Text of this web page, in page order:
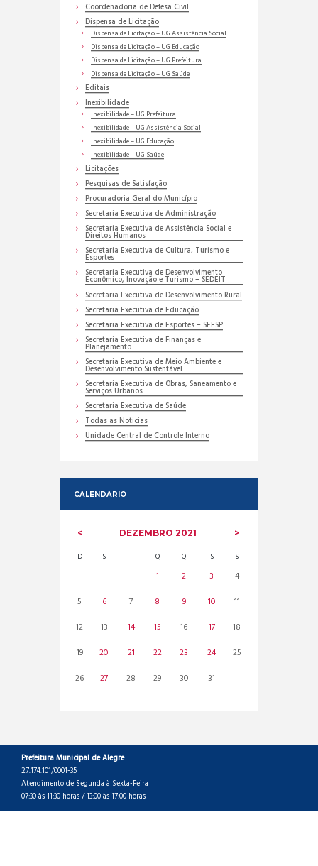
Coordenadoria de Defesa Civil
Dispensa de Licitação
Dispensa de Licitação – UG Assistência Social
Dispensa de Licitação – UG Educação
Dispensa de Licitação – UG Prefeitura
Dispensa de Licitação – UG Saúde
Editais
Inexibilidade
Inexibilidade – UG Prefeitura
Inexibilidade – UG Assistência Social
Inexibilidade – UG Educação
Inexibilidade – UG Saúde
Licitações
Pesquisas de Satisfação
Procuradoria Geral do Município
Secretaria Executiva de Administração
Secretaria Executiva de Assistência Social e
Direitos Humanos
Secretaria Executiva de Cultura, Turismo e
Esportes
Secretaria Executiva de Desenvolvimento
Econômico, Inovação e Turismo – SEDEIT
Secretaria Executiva de Desenvolvimento Rural
Secretaria Executiva de Educação
Secretaria Executiva de Esportes – SEESP
Secretaria Executiva de Finanças e
Planejamento
Secretaria Executiva de Meio Ambiente e
Desenvolvimento Sustentável
Secretaria Executiva de Obras, Saneamento e
Serviços Urbanos
Secretaria Executiva de Saúde
Todas as Noticias
Unidade Central de Controle Interno
CALENDARIO
DEZEMBRO2021
D S T Q Q S S
1 2 3
4
5
6 7 8 9 10
11
12
13 14 15 16 17
18
19
20 21 22 23 24
25
26
27 28 29 30 31
Prefeitura Municipal de Alegre
27.174.101/0001-35
Atendimento de Segunda à Sexta-Feira
07:30 às 11:30 horas / 13:00 às 17:00 horas